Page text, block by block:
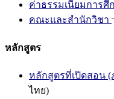
ค่าธรรมเนียมการศึ
คณะและสำนักวิชา
หลักสูตร
หลักสูตรที่เปิดสอน (
ไทย)